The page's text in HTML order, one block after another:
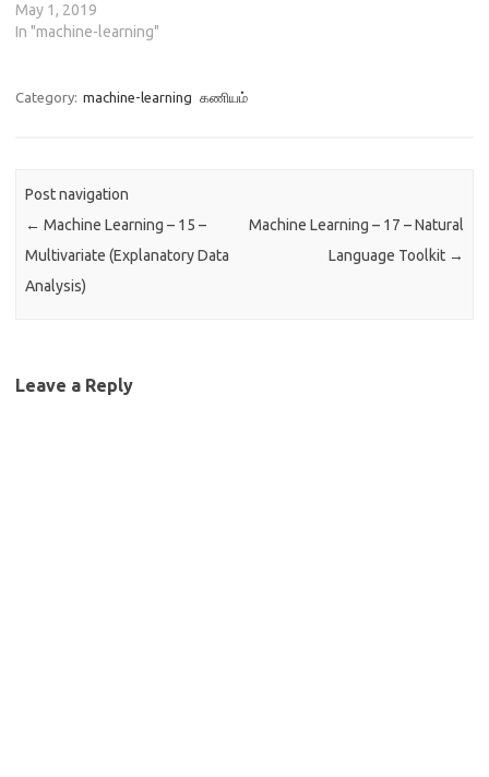
தருகிது.…
May 1, 2019
In "machine-learning"
Category: machine-learning கணியம்
Post navigation
← Machine Learning – 15 –
Multivariate (Explanatory Data
Analysis)
Machine Learning – 17 – Natural
Language Toolkit →
Leave a Reply